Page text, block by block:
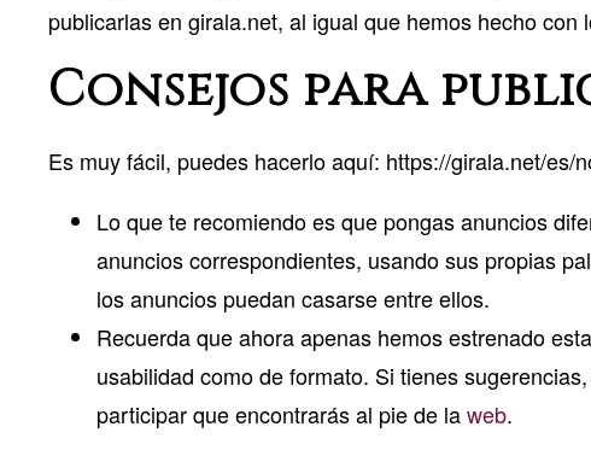
publicarlas en girala.net, al igual que hemos hecho
Consejos para
Es muy fácil, puedes hacerlo aquí: https://girala.net/es/
Lo que te recomiendo es que pongas anuncios
anuncios correspondientes, usando sus propias
los anuncios puedan casarse entre ellos.
Recuerda que ahora apenas hemos estrenado
usabilidad como de formato. Si tienes
participar que encontrarás al pie de laweb.